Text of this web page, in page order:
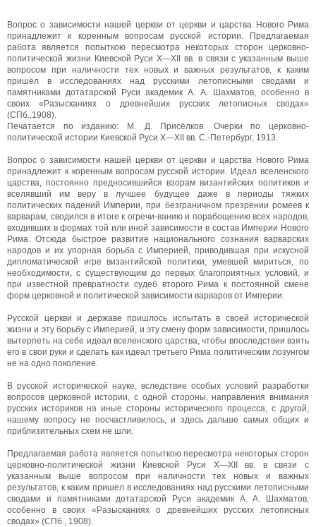
Вопрос о зависимости нашей церкви от церкви и царства Нового Рима
принадлежит к коренным вопросам русской истории. Предлагаемая
работа является попыткою пересмотра некоторых сторон церковно-
политической жизни Киевской Руси X—XII вв. в связи с указанным выше
вопросом при наличности тех новых и важных результатов, к каким
пришёл в исследованиях над русскими летописными сводами и
памятниками дотатарской Руси академик А. А. Шахматов, особенно в
своих «Разысканиях о древнейших русских летописных сводах»
(СПб.,1908).
Печатается по изданию: М. Д. Присёлков. Очерки по церковно-
политической истории Киевской Руси X—XII вв. С.-Петербург, 1913.
Вопрос о зависимости нашей церкви от церкви и царства Нового Рима
принадлежит к коренным вопросам русской истории. Идеал вселенского
царства, постоянно предносившийся взорам византийских политиков и
вселявший им веру в лучшее будущее даже в периоды тяжких
политических падений Империи, при безграничном презрении ромеев к
варварам, сводился в итоге к огречи-ванию и порабощению всех народов,
входивших в формах той или иной зависимости в состав Империи Нового
Рима. Отсюда быстрое развитие национального сознания варварских
народов и их упорная борьба с Империей, приводившая при искусной
дипломатической игре византийской политики, умевшей мириться, по
необходимости, с существующим до первых благоприятных условий, и
при известной превратности судеб второго Рима к постоянной смене
форм церковной и политической зависимости варваров от Империи.
Русской церкви и державе пришлось испытать в своей исторической
жизни и эту борьбу с Империей, и эту смену форм зависимости, пришлось
вытерпеть на себе идеал вселенского царства, чтобы впоследствии взять
его в свои руки и сделать как идеал третьего Рима политическим лозунгом
не на одно поколение.
В русской исторической науке, вследствие особых условий разработки
вопросов церковной истории, с одной стороны, направления внимания
русских историков на иные стороны исторического процесса, с другой,
нашему вопросу не посчастливилось, и здесь дальше самых общих и
приблизительных схем не шли.
Предлагаемая работа является попыткою пересмотра некоторых сторон
церковно-политической жизни Киевской Руси X—XII вв. в связи с
указанным выше вопросом при наличности тех новых и важных
результатов, к каким пришел в исследованиях над русскими летописными
сводами и памятниками дотатарской Руси академик А. А. Шахматов,
особенно в своих «Разысканиях о древнейших русских летописных
сводах» (СПб., 1908).